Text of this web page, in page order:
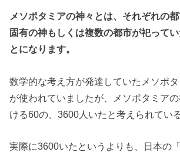
メソポタミアの神々とは、それぞれの
固有の神もしくは複数の都市が祀って
とになります。
数学的な考え方が発達していたメソポ
が使われていましたが、メソポタミア
ける60の、3600人いたと考えられてい
実際に3600いたというよりも、日本の